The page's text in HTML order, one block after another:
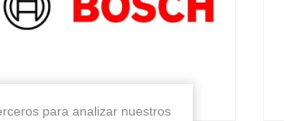
para analizar nuestros